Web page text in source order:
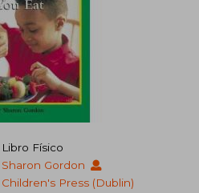
Libro Físico
Sharon Gordon
Children's Press (Dublin)